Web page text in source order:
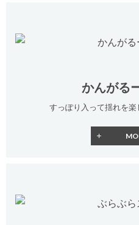
かんがる
すっぽり入って揺れを